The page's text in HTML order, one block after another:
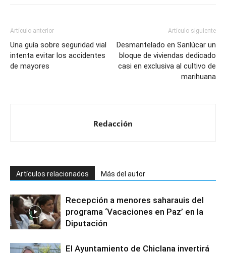
Artículo anterior
Una guía sobre seguridad vial
intenta evitar los accidentes
de mayores
Artículo siguiente
Desmantelado en Sanlúcar un
bloque de viviendas dedicado
casi en exclusiva al cultivo de
marihuana
Redacción
Artículos relacionados Más del autor
Recepción a menores saharauis del
programa ‘Vacaciones en Paz’ en la
Diputación
El Ayuntamiento de Chiclana invertirá